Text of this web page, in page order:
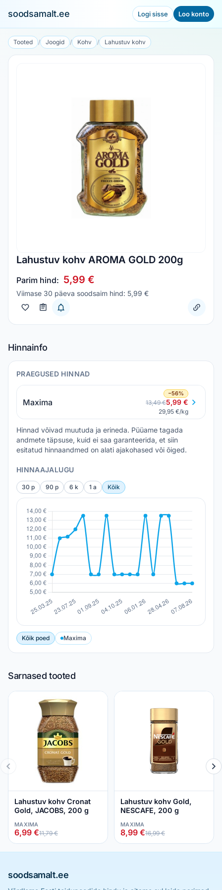
soodsamalt.ee Logi sisse Loo konto
Tooted / Joogid / Kohv / Lahustuv kohv
Lahustuv kohv AROMA GOLD 200g
Parim hind: 5,99 €
Viimase 30 päeva soodsaim hind: 5,99 €
Hinnainfo
PRAEGUSED HINNAD
Maxima
−56%
13,49 €5,99 €
29,95 €/kg
Hinnad võivad muutuda ja erineda. Püüame tagada
andmete täpsuse, kuid ei saa garanteerida, et siin
esitatud hinnaandmed on alati ajakohased või õiged.
HINNAAJALUGU
30 p 90 p 6 k 1 a Kõik
Kõik poed Maxima
Sarnased tooted
Lahustuv kohv Cronat
Gold, JACOBS, 200 g
MAXIMA
6,99 €11,79 €
Lahustuv kohv Gold,
NESCAFE, 200 g
MAXIMA
8,99 €16,99 €
soodsamalt.ee